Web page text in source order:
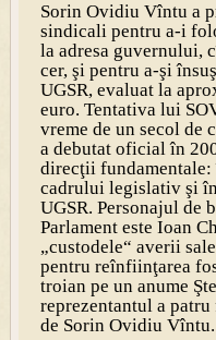
Sorin Ovidiu Vîntu a
sindicali pentru a-i
la adresa guvernului,
cer, şi pentru a-şi
UGSR, evaluat la
euro. Tentativa lui
vreme de un secol de
a debutat oficial în
direcţii fundamentale:
cadrului legislativ şi
UGSR. Personajul de
Parlament este Ioan
„custodele“ averii
pentru reînfiinţarea
troian pe un anume
reprezentantul a
de Sorin Ovidiu